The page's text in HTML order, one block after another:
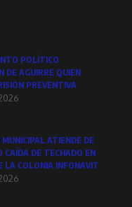
POLÍTICO
DE AGUIRRE QUIEN
PREVENTIVA
MUNICIPAL ATIENDE DE
CAÍDA DE TECHADO EN
LA COLONIA INFONAVIT